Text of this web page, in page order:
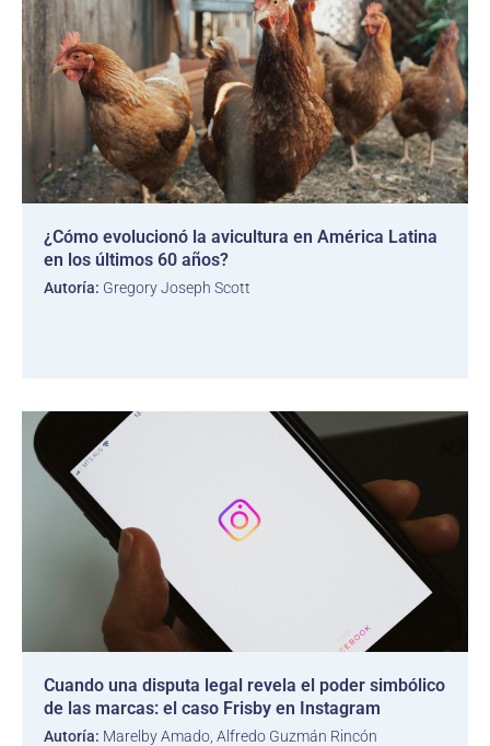
¿Cómo evolucionó la avicultura en América Latina
en los últimos 60 años?
Autoría: Gregory Joseph Scott
Cuando una disputa legal revela el poder simbólico
de las marcas: el caso Frisby en Instagram
Autoría: Marelby Amado, Alfredo Guzmán Rincón